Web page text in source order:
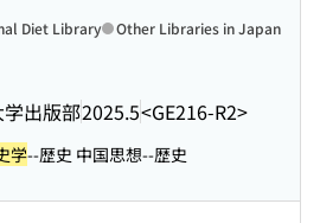
出版部2025.5<GE216-R2>
Diet Library Other Libraries in Japan
学--歴史 中国思想--歴史